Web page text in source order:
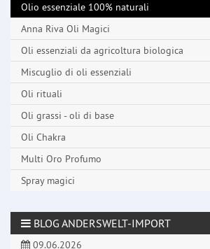
Olio essenziale 100% naturali
Anna Riva Oli Magici
Oli essenziali da agricoltura biologica
Miscuglio di oli essenziali
Oli rituali
Oli grassi - oli di base
Oli Chakra
Multi Oro Profumo
Spray magici
BLOG ANDERSWELT-IMPORT
09.06.2026